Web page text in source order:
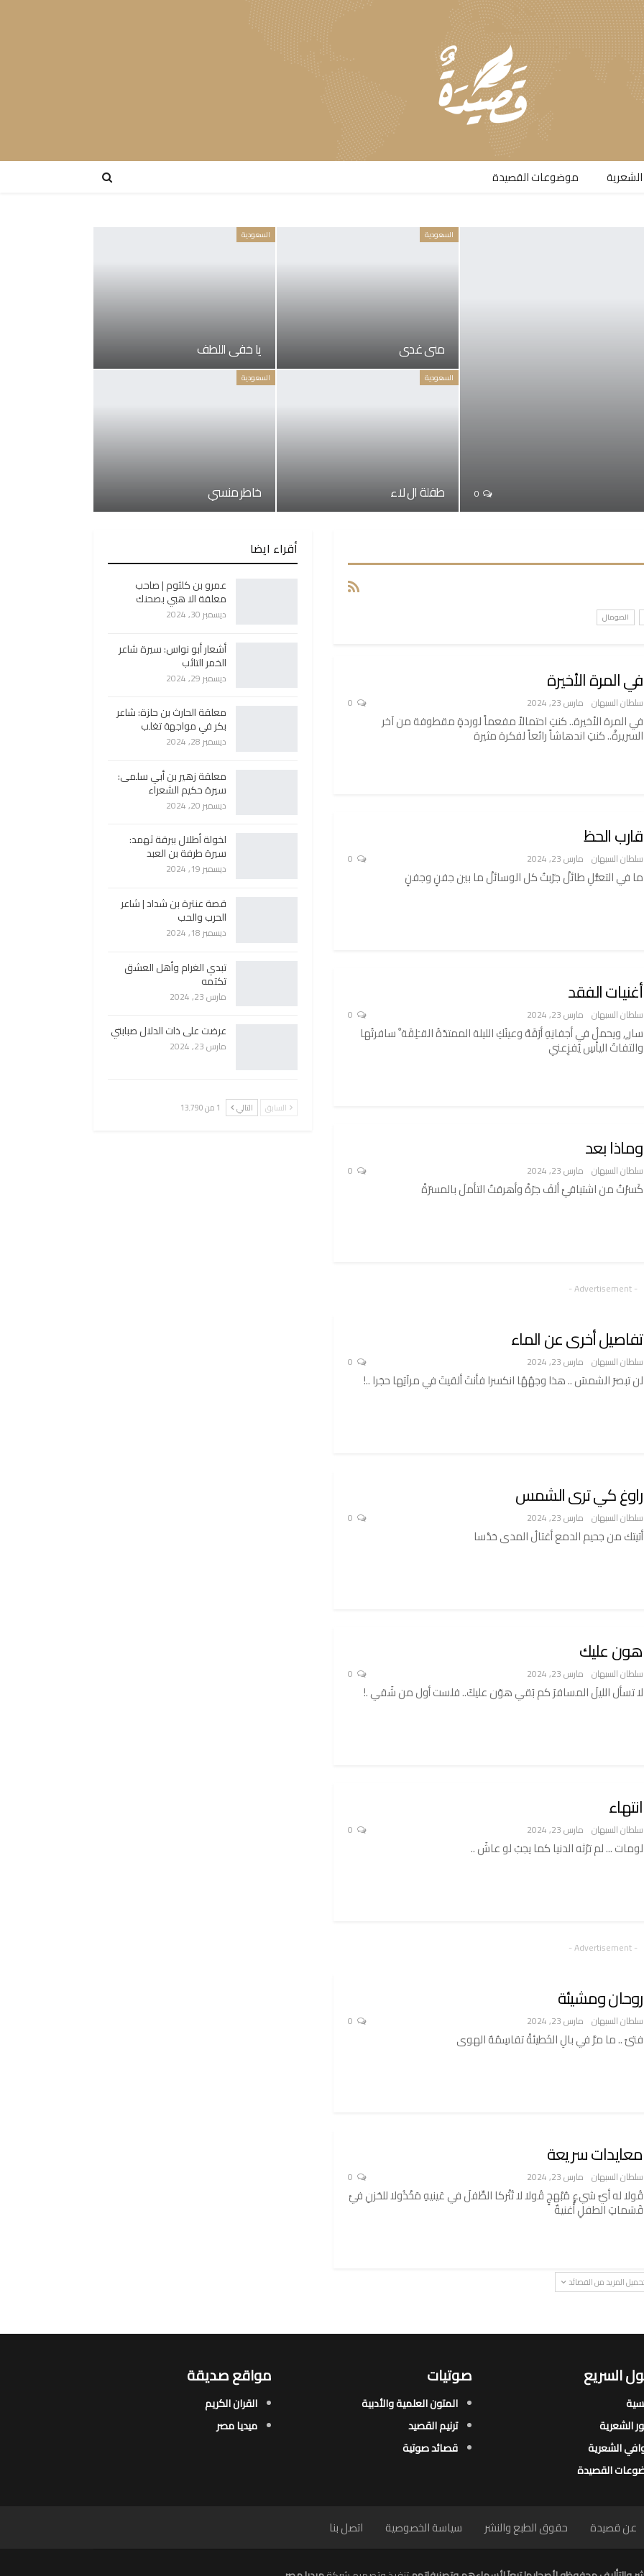
موضوعات القصيدة​
السعودية
منى غدي
السعودية
يا خفي اللطف
السعودية
طفلة ال لاء
السعودية
خاطر منسي
الصومال
في المرة الأخيرة
سلطان السبهان مارس 23, 2024
في المرة الأخيرة.. كنتِ احتمالاً مفعماً لوردةٍ مقطوفة من آخر
السريرةْ.. كنتِ اندهاشاً رائعاً لفكرة مثيرة
قارب الحظ
سلطان السبهان مارس 23, 2024
ما في التعلُّلِ طائلْ جرّبتُ كل الوسائلْ ما بين جفنٍ وجفنٍ
أغنيات الفقد
سلطان السبهان مارس 23, 2024
سار ٍ, ويحملُ في أجفانِهِ أرَقَهْ وعينُكِ الليلة الممتدّةُ القـَلِقَة ْ سافرتُها
والتفاتُ اليأسِ يُفزِعني
وماذا بعد
سلطان السبهان مارس 23, 2024
كَسرْتُ من اشتياقيْ ألفَ جرّةْ وأهرقتُ التأملَ بالمسرّةْ
- Advertisement -
تفاصيل أخرى عن الماء
سلطان السبهان مارس 23, 2024
لن تبصرَ الشمسَ .. هذا وجهُهُا انكسرا فأنتَ ألقيتَ في مرآتِها حجَرا ..!
راوغ كي ترى الشمس
سلطان السبهان مارس 23, 2024
أتيتك من جحيم الدمع أغتالُ المدى حَدْسا
هون عليك
سلطان السبهان مارس 23, 2024
لا تسأل الليلَ المسافرَ كم بَقي هوّن عليكَ.. فلست أول من شَقي .!
انتهاء
سلطان السبهان مارس 23, 2024
لومات ... لم ترْثه الدنيا كما يجبُ لو عاشَ ..
- Advertisement -
روحان ومشيئة
سلطان السبهان مارس 23, 2024
فتىً .. ما مرَّ في بالِ الخَطيئةْ تقاسِمُهٌ الهوى
معايدات سريعة
سلطان السبهان مارس 23, 2024
قُولا له أيَّ شيءٍ مُبْهجٍ قُولا لا تُتْركا الطِّفلَ في عَينيهِ مَخْذُولا للحُزنِ فيْ
قَسَماتِ الطفلِ أُغنيةٌ
المزيد من القصائد
أقراء ايضا
عمرو بن كلثوم | صاحب
معلقة الا هبي بصحنك
ديسمبر 30, 2024
أشعار أبو نواس: سيرة شاعر
الخمر التائب
ديسمبر 29, 2024
معلقة الحارث بن حلزة: شاعر
بكر في مواجهة تغلب
ديسمبر 28, 2024
معلقة زهير بن أبي سلمى:
سيرة حكيم الشعراء
ديسمبر 20, 2024
لخولة أطلال ببرقة ثهمد:
سيرة طرفة بن العبد
ديسمبر 19, 2024
قصة عنترة بن شداد | شاعر
الحرب والحب
ديسمبر 18, 2024
تبدي الغرام وأهل العشق
تكتمه
مارس 23, 2024
عرضت على ذات الدلال صبابتي
مارس 23, 2024
السابق التالي 1 من 13٬790
السريع
الشعرية​
الشعرية​
القصيدة​
صوتيات
المتون العلمية والأدبية
ترنيم القصيد
قصائد صوتية
مواقع صديقة
القران الكريم
ميديا مصر
عن قصيدة حقوق الطبع والنشر سياسة الخصوصية اتصل بنا